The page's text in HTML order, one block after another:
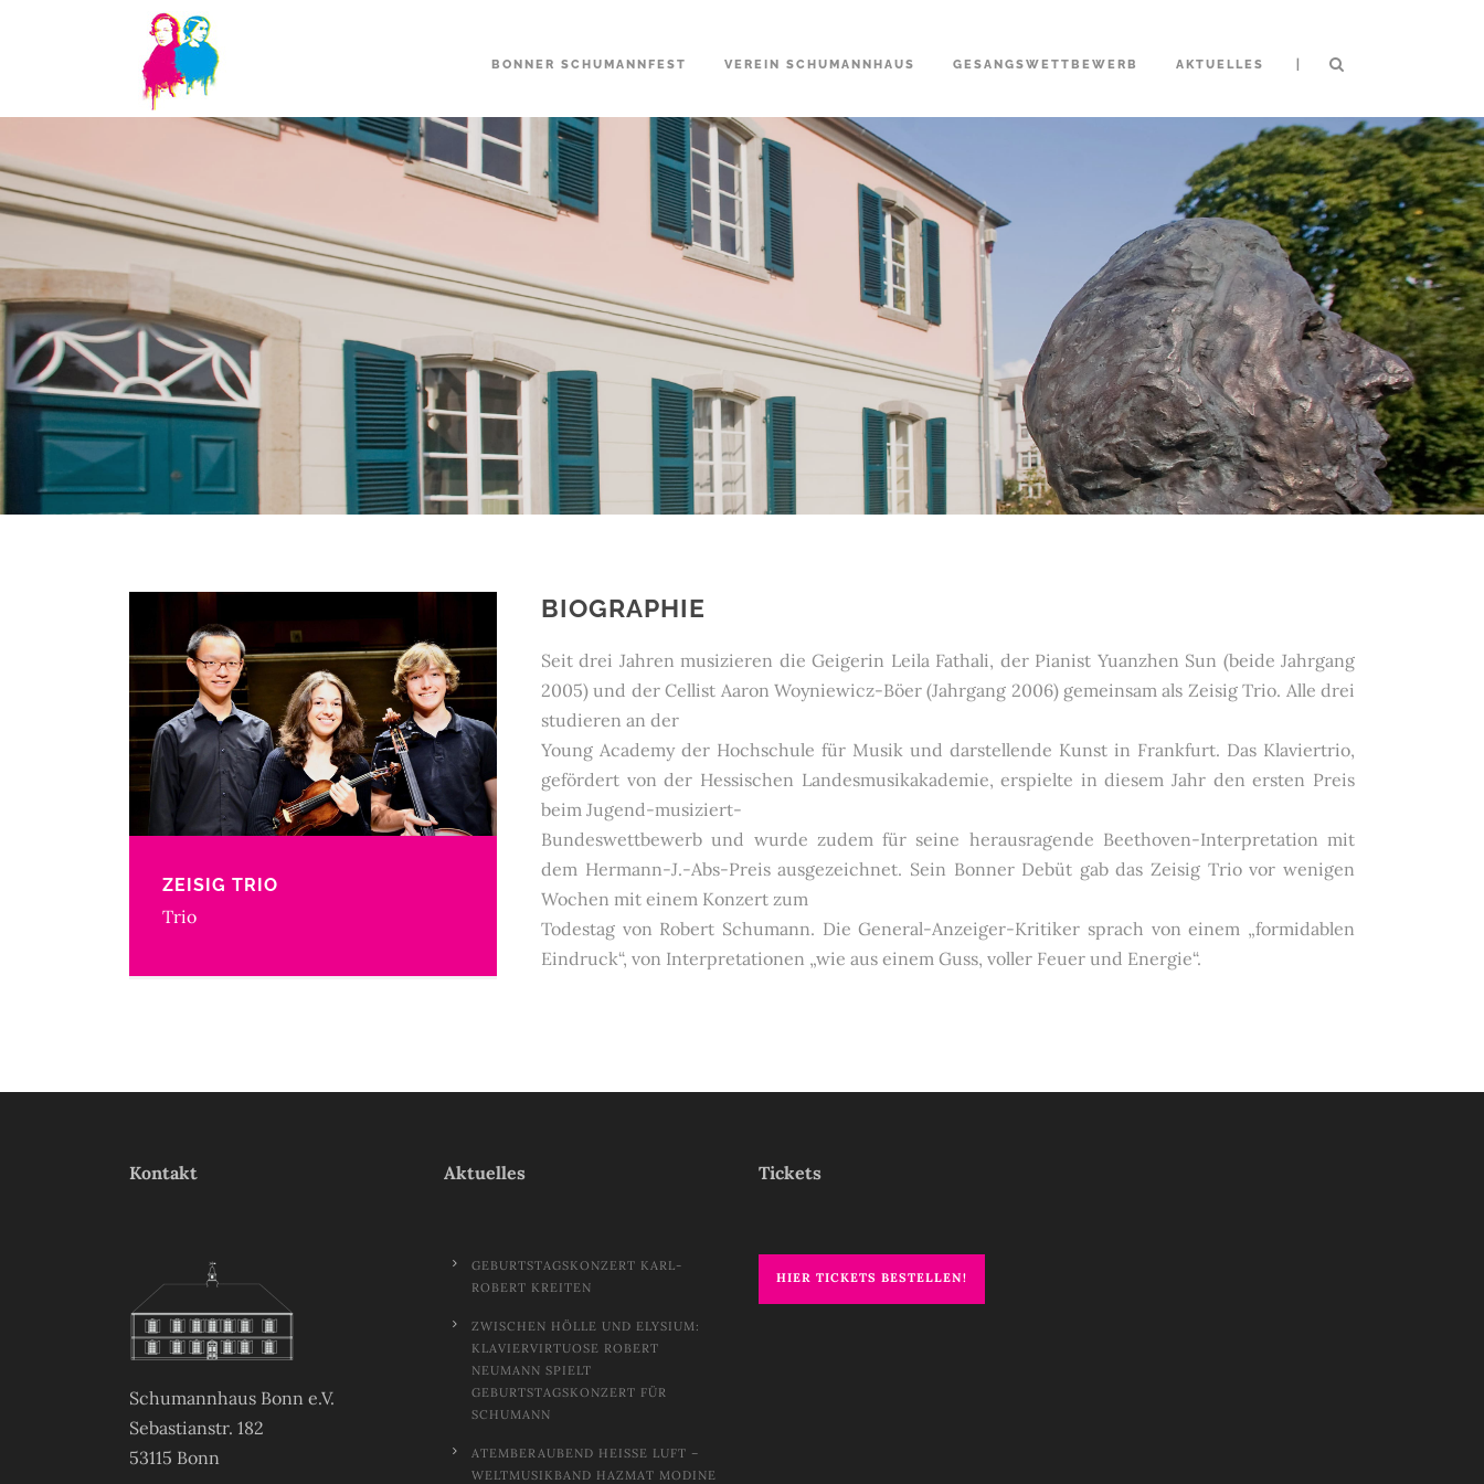
BONNER SCHUMANNFEST VEREIN SCHUMANNHAUS GESANGSWETTBEWERB AKTUELLES |
ZEISIG TRIO
Trio
BIOGRAPHIE
Seit drei Jahren musizieren die Geigerin Leila Fathali, der Pianist Yuanzhen Sun (beide Jahrgang
2005) und der Cellist Aaron Woyniewicz-Böer (Jahrgang 2006) gemeinsam als Zeisig Trio. Alle drei
studieren an der
Young Academy der Hochschule für Musik und darstellende Kunst in Frankfurt. Das Klaviertrio,
gefördert von der Hessischen Landesmusikakademie, erspielte in diesem Jahr den ersten Preis
beim Jugend-musiziert-
Bundeswettbewerb und wurde zudem für seine herausragende Beethoven-Interpretation mit
dem Hermann-J.-Abs-Preis ausgezeichnet. Sein Bonner Debüt gab das Zeisig Trio vor wenigen
Wochen mit einem Konzert zum
Todestag von Robert Schumann. Die General-Anzeiger-Kritiker sprach von einem „formidablen
Eindruck“, von Interpretationen „wie aus einem Guss, voller Feuer und Energie“.
Kontakt
Schumannhaus Bonn e.V.
Sebastianstr. 182
53115 Bonn
Aktuelles
GEBURTSTAGSKONZERT KARL-
ROBERT KREITEN
ZWISCHEN HÖLLE UND ELYSIUM:
KLAVIERVIRTUOSE ROBERT
NEUMANN SPIELT
GEBURTSTAGSKONZERT FÜR
SCHUMANN
ATEMBERAUBEND HEISSE LUFT – W
ELTMUSIKBAND HAZMAT MODINE I
Tickets
HIER TICKETS BESTELLEN!